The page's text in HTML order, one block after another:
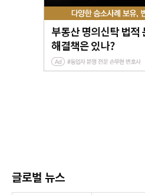
글로벌 뉴스